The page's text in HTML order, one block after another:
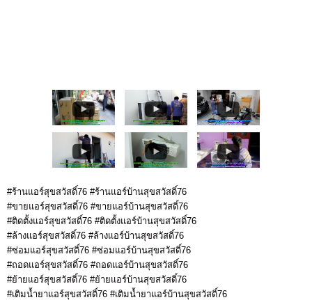
#ร้านแอร์สุขสวัสดิ์76 #ร้านแอร์บ้านสุขสวัสดิ์76
#ขายแอร์สุขสวัสดิ์76 #ขายแอร์บ้านสุขสวัสดิ์76
#ติดตั้งแอร์สุขสวัสดิ์76 #ติดตั้งแอร์บ้านสุขสวัสดิ์76
#ล้างแอร์สุขสวัสดิ์76 #ล้างแอร์บ้านสุขสวัสดิ์76
#ซ่อมแอร์สุขสวัสดิ์76 #ซ่อมแอร์บ้านสุขสวัสดิ์76
#ถอดแอร์สุขสวัสดิ์76 #ถอดแอร์บ้านสุขสวัสดิ์76
#ย้ายแอร์สุขสวัสดิ์76 #ย้ายแอร์บ้านสุขสวัสดิ์76
#เติมน้ำยาแอร์สุขสวัสดิ์76 #เติมน้ำยาแอร์บ้านสุขสวัสดิ์76